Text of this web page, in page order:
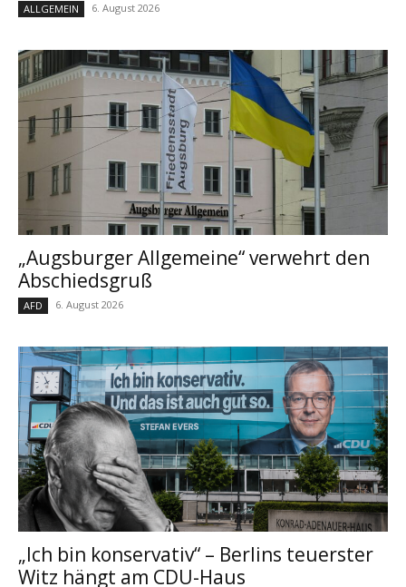
ALLGEMEIN 6. August 2026
„Augsburger Allgemeine“ verwehrt den
Abschiedsgruß
AFD 6. August 2026
„Ich bin konservativ“ – Berlins teuerster
Witz hängt am CDU-Haus